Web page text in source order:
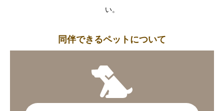
い。
同伴できるペットについて